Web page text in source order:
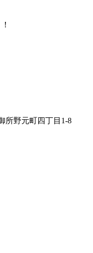
所野元町四丁目1-8